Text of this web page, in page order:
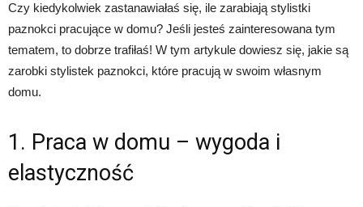
Czy kiedykolwiek zastanawiałaś się, ile zarabiają stylistki
paznokci pracujące w domu? Jeśli jesteś zainteresowana tym
tematem, to dobrze trafiłaś! W tym artykule dowiesz się, jakie są
zarobki stylistek paznokci, które pracują w swoim własnym
domu.
1. Praca w domu – wygoda i
elastyczność